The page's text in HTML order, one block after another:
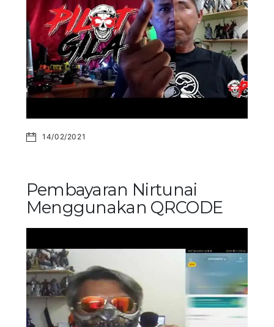
14/02/2021
Pembayaran Nirtunai
Menggunakan QRCODE